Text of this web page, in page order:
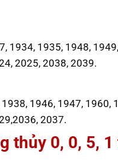
1934, 1935, 1948,
2025, 2038, 2039.
1946, 1947,
2037.
thủy 0, 0, 5,